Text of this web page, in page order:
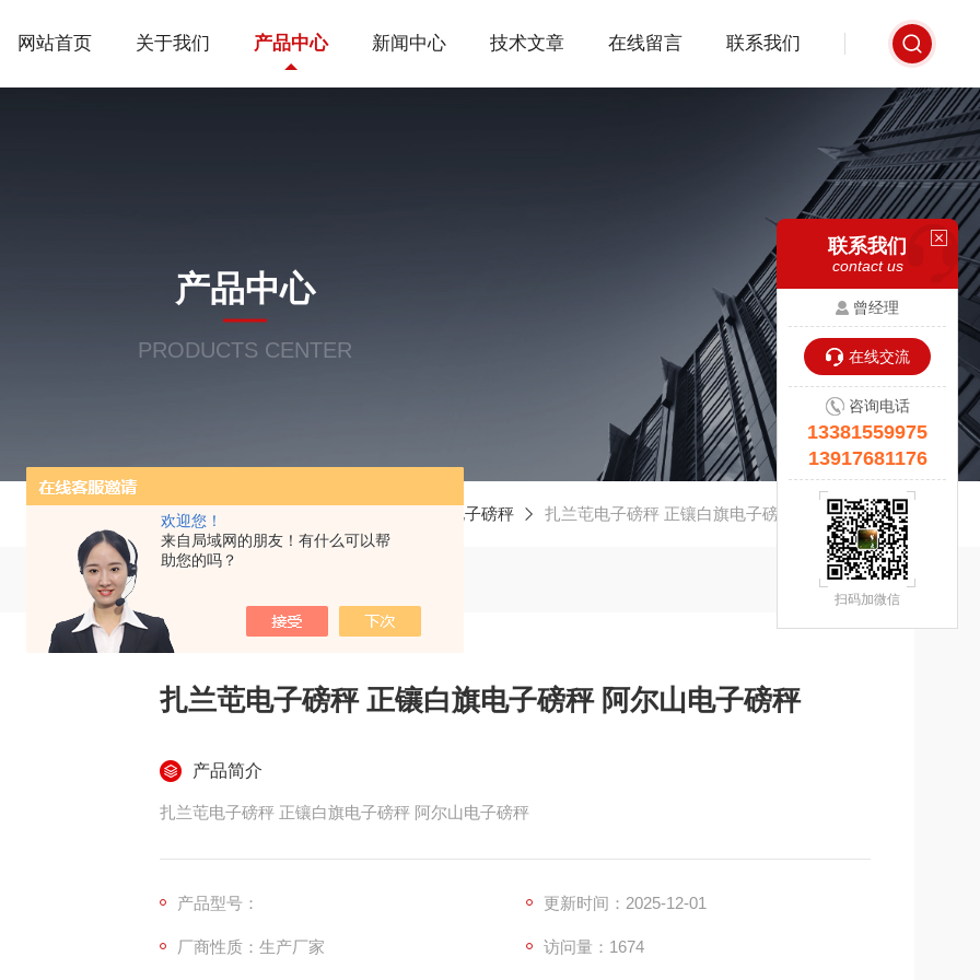
欢迎您！
来自局域网的朋友！有什么可以帮
助您的吗？
网站首页 关于我们 产品中心 新闻中心 技术文章 在线留言 联系我们
产品中心
PRODUCTS CENTER
当前位置： 电子磅秤 扎兰芚电子磅秤 正镶白旗电子磅秤 阿尔山电子磅秤
扎兰芚电子磅秤 正镶白旗电子磅秤 阿尔山电子磅秤
产品简介
扎兰芚电子磅秤 正镶白旗电子磅秤 阿尔山电子磅秤
产品型号： 更新时间：2025-12-01
厂商性质：生产厂家 访问量：1674
联系我们
contact us
曾经理
在线交流
咨询电话
13381559975
13917681176
扫码加微信